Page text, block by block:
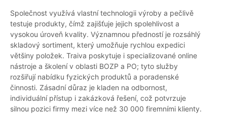
Společnost využívá vlastní technologii výroby a pečlivě
testuje produkty, čímž zajišťuje jejich spolehlivost a
vysokou úroveň kvality. Významnou předností je rozsáhlý
skladový sortiment, který umožňuje rychlou expedici
většiny položek. Traiva poskytuje i specializované online
nástroje a školení v oblasti BOZP a PO; tyto služby
rozšiřují nabídku fyzických produktů a poradenské
činnosti. Zásadní důraz je kladen na odbornost,
individuální přístup i zakázková řešení, což potvrzuje
silnou pozici firmy mezi více než 30 000 firemními klienty.